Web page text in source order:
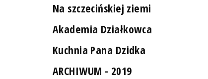
Na szczecińskiej ziemi
Akademia Działkowca
Kuchnia Pana Dzidka
ARCHIWUM - 2019